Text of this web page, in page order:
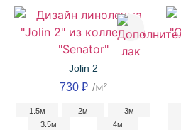
Jolin 2
730 ₽ /м²
1.5м 2м
3м
3.5м
4м